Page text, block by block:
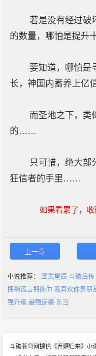
若是没有经过破坏
的数量，哪怕是提
要知道，哪怕是寻
长，神国内蓄养上亿
而圣地之下，类似
的……
只可惜，绝大部分
狂信者的手里……
如果看累了，收
上一章
小说推荐： 圣武星辰 斗破后传
拥抱谎言拥抱你 我喜欢你男朋
强升级 最强逆袭 东宫
斗破苍穹网提供《弃婿归来》小